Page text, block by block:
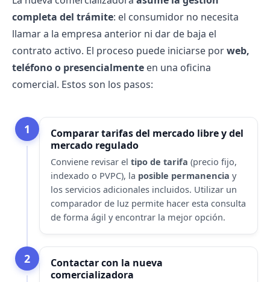
completa del trámite: el consumidor no necesita
llamar a la empresa anterior ni dar de baja el
contrato activo. El proceso puede iniciarse porweb,
teléfono o presencialmente en una oficina
comercial. Estos son los pasos:
1
Comparar tarifas del mercado libre y del
mercado regulado
Conviene revisar el tipo de tarifa (precio fijo,
indexado o PVPC), la posible permanencia y
los servicios adicionales incluidos. Utilizar un
comparador de luz permite hacer esta consulta
de forma ágil y encontrar la mejor opción.
2
Contactar con la nueva
comercializadora